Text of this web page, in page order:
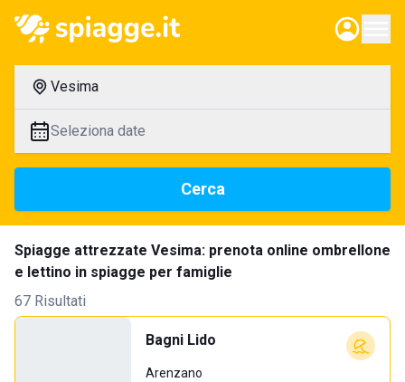
Vesima
Seleziona date
Cerca
Spiagge attrezzate Vesima: prenota online ombrellone
e lettino in spiagge per famiglie
67 Risultati
Bagni Lido
Arenzano